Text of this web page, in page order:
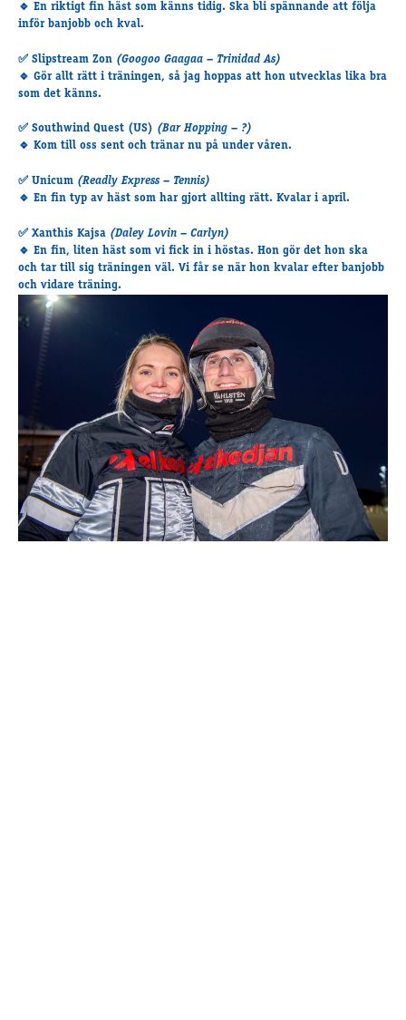
🔹 En riktigt fin häst som känns tidig. Ska bli spännande att följa
inför banjobb och kval.
✅ Slipstream Zon (Googoo Gaagaa – Trinidad As)
🔹 Gör allt rätt i träningen, så jag hoppas att hon utvecklas lika bra
som det känns.
✅ Southwind Quest (US) (Bar Hopping – ?)
🔹 Kom till oss sent och tränar nu på under våren.
✅ Unicum (Readly Express – Tennis)
🔹 En fin typ av häst som har gjort allting rätt. Kvalar i april.
✅ Xanthis Kajsa (Daley Lovin – Carlyn)
🔹 En fin, liten häst som vi fick in i höstas. Hon gör det hon ska
och tar till sig träningen väl. Vi får se när hon kvalar efter banjobb
och vidare träning.